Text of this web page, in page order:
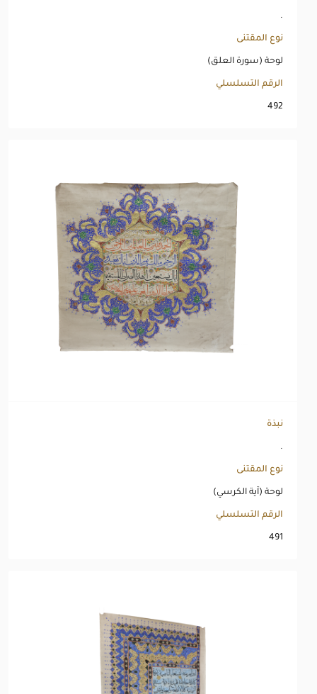
.
نوع المقتنى
لوحة (سورة العلق)
الرقم التسلسلي
492
نبذة
.
نوع المقتنى
لوحة (آية الكرسي)
الرقم التسلسلي
491